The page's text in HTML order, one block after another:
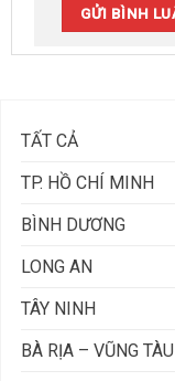
TẤT CẢ
TP. HỒ CHÍ MINH
BÌNH DƯƠNG
LONG AN
TÂY NINH
BÀ RỊA – VŨNG TÀU